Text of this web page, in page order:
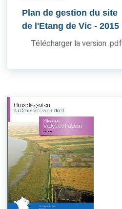
Plan de gestion du site
de l'Etang de Vic - 2015
Télécharger la version .pdf